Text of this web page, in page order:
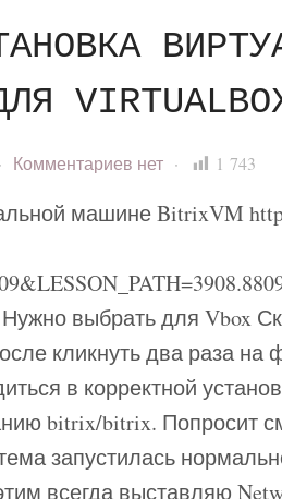
· Комментариев нет · 1 743
машине BitrixVM
выбрать для Vbox
кликнуть два раза на
в корректной
bitrix/bitrix. Попросит
запустилась
всегда выставляю